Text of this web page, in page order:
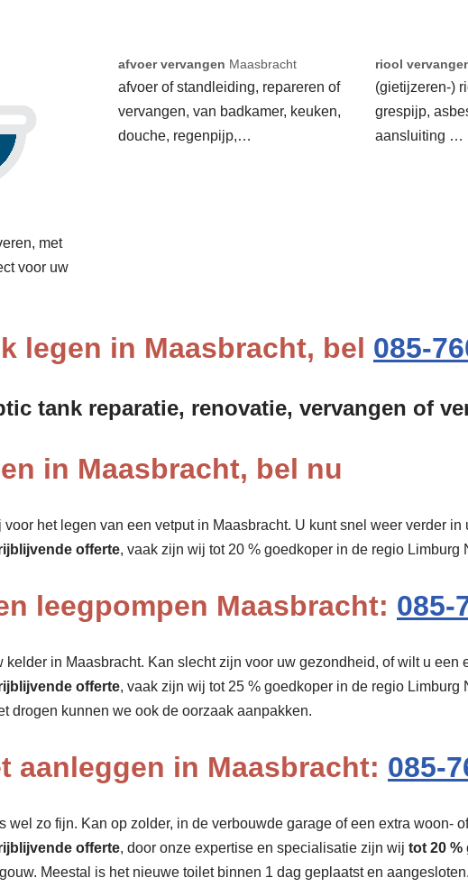
met
voor uw
afvoer vervangen Maasbracht
afvoer of standleiding, repareren of
vervangen, van badkamer, keuken,
douche, regenpijp,…
riool
(gietijzeren-)
grespijp,
aansluiting …
legen in Maasbracht, bel 085-
tank reparatie, renovatie, vervangen of
in Maasbracht, bel nu
het legen van een vetput in Maasbracht. U kunt snel weer verder in
offerte, vaak zijn wij tot 20 % goedkoper in de regio
leegpompen Maasbracht: 085-
kelder in Maasbracht. Kan slecht zijn voor uw gezondheid, of wilt u
offerte, vaak zijn wij tot 25 % goedkoper in de regio
drogen kunnen we ook de oorzaak aanpakken.
aanleggen in Maasbracht: 085-
wel zo fijn. Kan op zolder, in de verbouwde garage of een extra woon-
offerte, door onze expertise en specialisatie zijn wij tot 20
Meestal is het nieuwe toilet binnen 1 dag geplaatst en